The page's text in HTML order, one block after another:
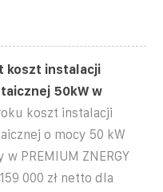
koszt instalacji
50kW w
koszt instalacji
o mocy 50 kW
PREMIUM ZNERGY
000 zł netto dla